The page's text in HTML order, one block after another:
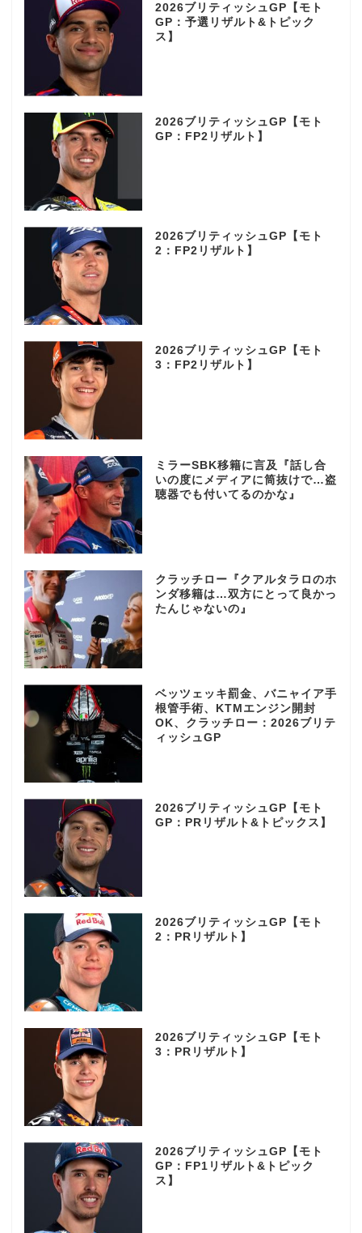
2026ブリティッシュGP【モト
GP：予選リザルト&トピック
ス】
2026ブリティッシュGP【モト
GP：FP2リザルト】
2026ブリティッシュGP【モト
2：FP2リザルト】
2026ブリティッシュGP【モト
3：FP2リザルト】
ミラーSBK移籍に言及『話し合
いの度にメディアに筒抜けで…盗
聴器でも付いてるのかな』
クラッチロー『クアルタラロのホ
ンダ移籍は…双方にとって良かっ
たんじゃないの』
ベッツェッキ罰金、バニャイア手
根管手術、KTMエンジン開封
OK、クラッチロー：2026ブリテ
ィッシュGP
2026ブリティッシュGP【モト
GP：PRリザルト&トピックス】
2026ブリティッシュGP【モト
2：PRリザルト】
2026ブリティッシュGP【モト
3：PRリザルト】
2026ブリティッシュGP【モト
GP：FP1リザルト&トピック
ス】